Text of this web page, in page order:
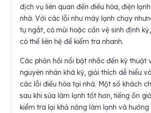
dịch vụ liên quan đến điều hòa, điện
nhà. Với các lỗi như máy lạnh chạy
tự ngắt, có mùi hoặc cần vệ sinh định
có thể liên hệ để kiểm tra nhanh.
Các phản hồi nổi bật nhắc đến kỹ thuật
nguyên nhân khá kỹ, giải thích dễ hiểu
các lỗi điều hòa tại nhà. Một số khách
sau khi sửa làm lạnh tốt hơn, tiếng ồn
kiểm tra lại khả năng làm lạnh và